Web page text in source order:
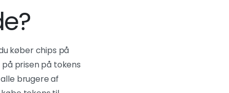
køber chips på
prisen på tokens
brugere af